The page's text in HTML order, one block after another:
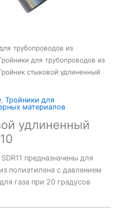
трубопроводов из
для трубопроводов из
стыковой удлиненный
, Тройники для
материалов
удлиненный
предназначены для
полиэтилена с давлением
газа при 20 градусов